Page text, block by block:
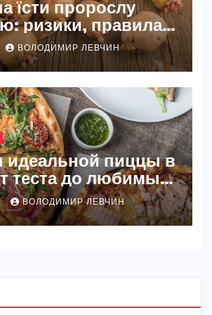
їсти пророслу
ризики, правила
способи
ВОЛОДИМИР ЛЕВЧИН
идеальной пиццы в
теста до любимых
ВОЛОДИМИР ЛЕВЧИН